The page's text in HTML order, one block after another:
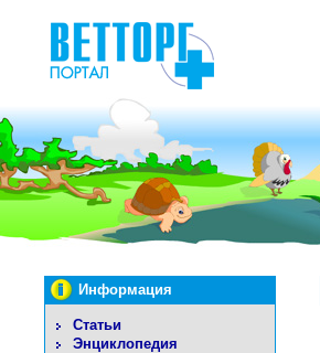
Информация
Статьи
Энциклопедия